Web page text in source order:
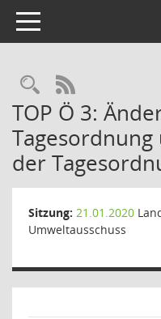
Toggle navigation
RSS-Feed
TOP Ö 3:
der
Sitzung: 21.01.2020
Umweltausschuss